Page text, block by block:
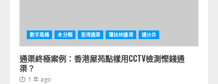
數字馬桶 未分類 荃湾通渠 薄扶林通渠 通沙井
通渠終極案例：香港屋苑點樣用CCTV檢測慳錢通
渠？
1 年 ago